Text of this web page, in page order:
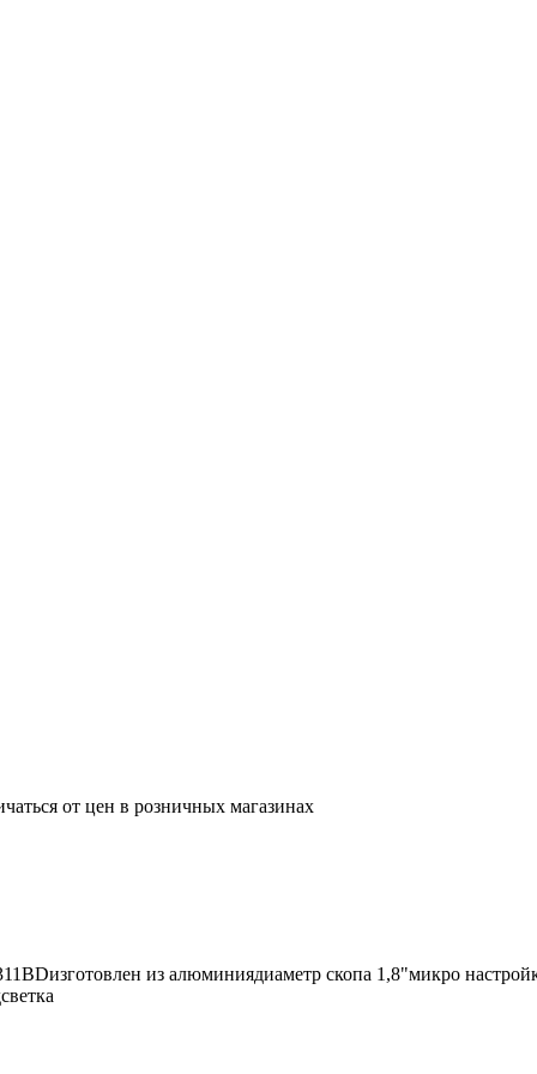
от цен в розничных магазинах
из алюминиядиаметр скопа 1,8"микро